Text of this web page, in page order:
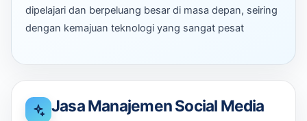
dipelajari dan berpeluang besar di masa depan, seiring
dengan kemajuan teknologi yang sangat pesat
Jasa Manajemen Social Media